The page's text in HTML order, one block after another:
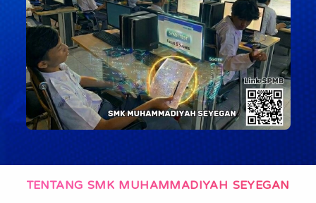
TENTANG SMK MUHAMMADIYAH SEYEGAN